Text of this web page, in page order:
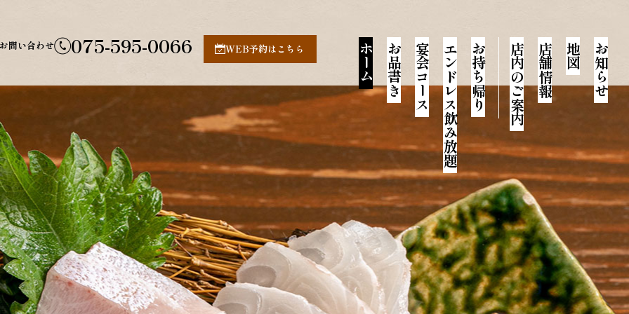
問い合わせ 075-595-0066 WEB予約はこちら ホーム お品書き宴会コースエンドレス飲み放題お持ち帰り 店内のご案内店舗情報 地図 お知らせ